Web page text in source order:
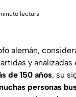
lectura
alemán,
y
de 150 años, su
personas